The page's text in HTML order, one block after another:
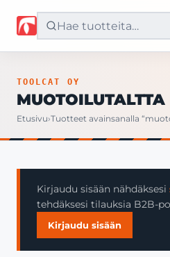
Etusivu
Yritys
Yhteystiedot
TOOLCAT OY
MUOTOILUTALTTA
Etusivu›Tuotteet avainsanalla
Kirjaudu sisään nähdäksesi
tehdäksesi tilauksia B2B-
Kirjaudu sisään